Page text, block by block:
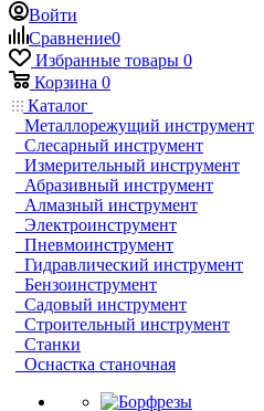
Войти
Сравнение0
Избранные товары 0
Корзина 0
Каталог
Металлорежущий инструмент
Слесарный инструмент
Измерительный инструмент
Абразивный инструмент
Алмазный инструмент
Электроинструмент
Пневмоинструмент
Гидравлический инструмент
Бензоинструмент
Садовый инструмент
Строительный инструмент
Станки
Оснастка станочная